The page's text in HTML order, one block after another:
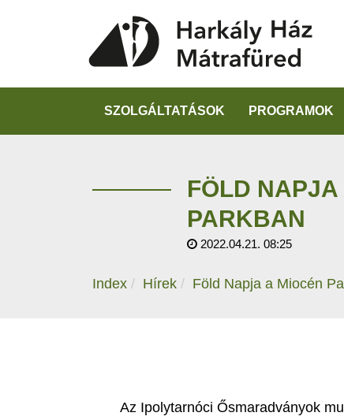
SZOLGÁLTATÁSOK PROGRAMOK
FÖLD NAPJA
PARKBAN
2022.04.21. 08:25
Index Hírek Föld Napja a Miocén
Az Ipolytarnóci Ősmaradványok